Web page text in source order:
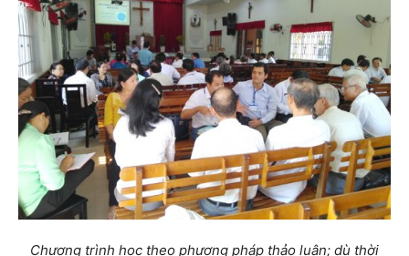
Chương trình học theo phương pháp thảo luận; dù thời